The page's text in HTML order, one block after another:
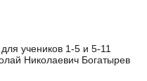
учеников 1-5 и 5-11
Николаевич Богатырев